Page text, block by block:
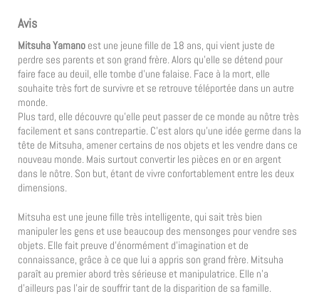
Avis
Mitsuha Yamano est une jeune fille de 18 ans, qui vient juste de
perdre ses parents et son grand frère. Alors qu’elle se détend pour
faire face au deuil, elle tombe d’une falaise. Face à la mort, elle
souhaite très fort de survivre et se retrouve téléportée dans un autre
monde.
Plus tard, elle découvre qu’elle peut passer de ce monde au nôtre très
facilement et sans contrepartie. C’est alors qu’une idée germe dans la
tête de Mitsuha, amener certains de nos objets et les vendre dans ce
nouveau monde. Mais surtout convertir les pièces en or en argent
dans le nôtre. Son but, étant de vivre confortablement entre les deux
dimensions.
Mitsuha est une jeune fille très intelligente, qui sait très bien
manipuler les gens et use beaucoup des mensonges pour vendre ses
objets. Elle fait preuve d’énormément d’imagination et de
connaissance, grâce à ce que lui a appris son grand frère. Mitsuha
paraît au premier abord très sérieuse et manipulatrice. Elle n’a
d’ailleurs pas l’air de souffrir tant de la disparition de sa famille.